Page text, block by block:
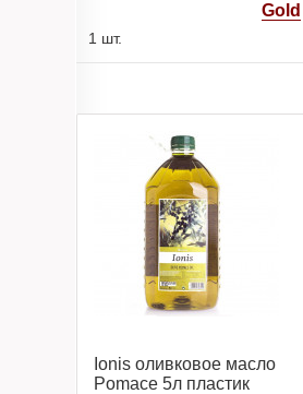
Gold
1 шт.
Ionis оливковое масло
Pomace 5л пластик